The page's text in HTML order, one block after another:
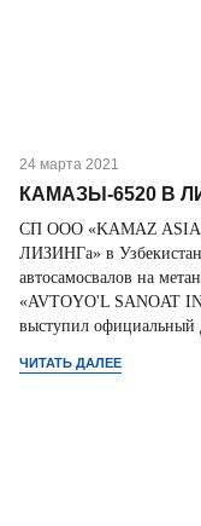
24 марта 2021
КАМАЗЫ-6520 В
СП ООО «KAMAZ ASIA
ЛИЗИНГа» в
автосамосвалов на
«AVTOYO'L SANOAT
выступил
ЧИТАТЬ ДАЛЕЕ